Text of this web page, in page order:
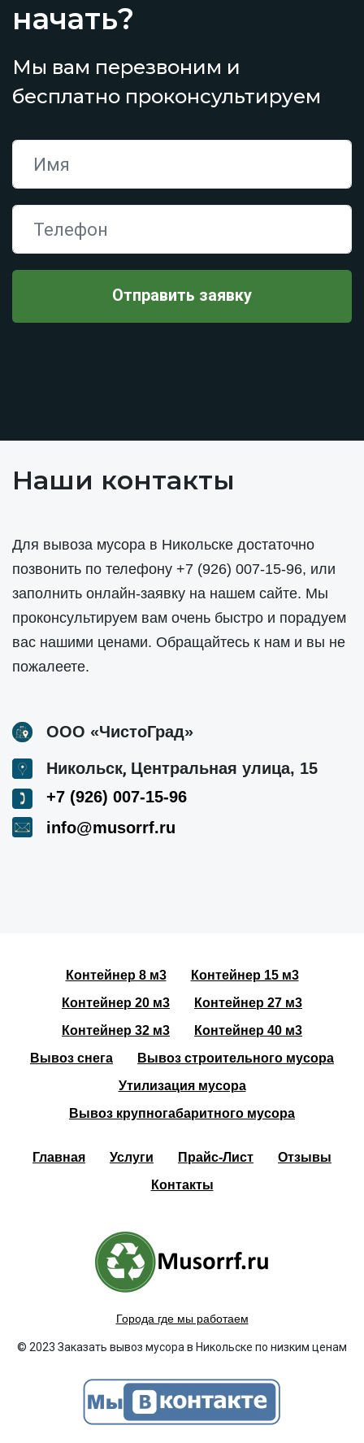
начать?
Мы вам перезвоним и
бесплатно проконсультируем
Наши контакты
Для вывоза мусора в Никольске достаточно
позвонить по телефону +7 (926) 007-15-96, или
заполнить онлайн-заявку на нашем сайте. Мы
проконсультируем вам очень быстро и порадуем
вас нашими ценами. Обращайтесь к нам и вы не
пожалеете.
ООО «ЧистоГрад»
Никольск, Центральная улица, 15
+7 (926) 007-15-96
info@musorrf.ru
Контейнер 8 м3
Контейнер 15 м3
Контейнер 20 м3
Контейнер 27 м3
Контейнер 32 м3
Контейнер 40 м3
Вывоз снега
Вывоз строительного мусора
Утилизация мусора
Вывоз крупногабаритного мусора
Главная Услуги Прайс-Лист
Отзывы
Контакты
Города где мы работаем
© 2023 Заказать вывоз мусора в Никольске по низким ценам